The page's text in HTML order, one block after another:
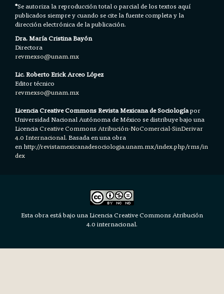
*Se autoriza la reproducción total o parcial de los textos aquí
publicados siempre y cuando se cite la fuente completa y la
dirección electrónica de la publicación.
Dra. María Cristina Bayón
Directora
revmexso@unam.mx
Lic. Roberto Erick Arceo López
Editor técnico
revmexso@unam.mx
Licencia Creative Commons Revista Mexicana de Sociologíapor
Universidad Nacional Autónoma de México se distribuye bajo una
LicenciaCreative Commons Atribución-NoComercial-SinDerivar
4.0 Internacional.Basada en una obra
en http://revistamexicanadesociologia.unam.mx/index.php/rms/in
dex
Esta obra está bajo una Licencia Creative Commons Atribución
4.0 internacional.